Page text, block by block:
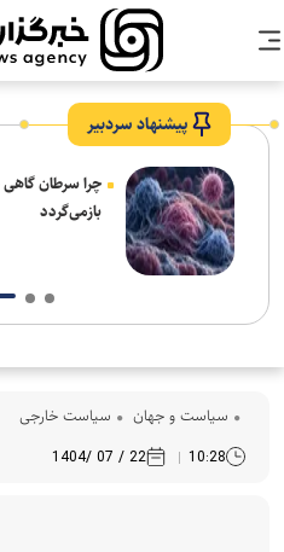
پیشنهاد سردبیر
چرا سرطان
بازمی‌گردد
سیاست و جهان سیاست خارجی
10:28
22 / 07 /1404